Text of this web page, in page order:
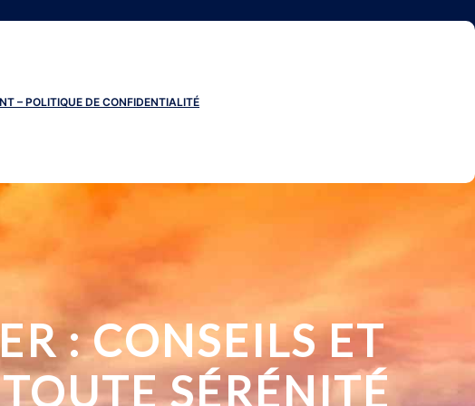
– POLITIQUE DE CONFIDENTIALITÉ
: CONSEILS ET
SÉRÉNITÉ